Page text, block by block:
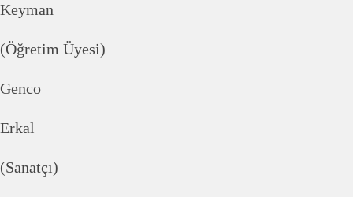
Keyman
(Öğretim Üyesi)
Genco
Erkal
(Sanatçı)